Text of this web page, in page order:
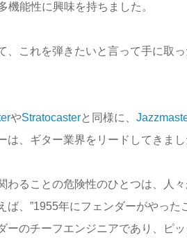
機能性に興味を持ちました。
、これを弾きたいと言って手に取
やStratocasterと同様に、
、ギター業界をリードしてきまし
わることの危険性のひとつは、人
ば、”1955年にフェンダーがやっ
ーのチーフエンジニアであり、ピ